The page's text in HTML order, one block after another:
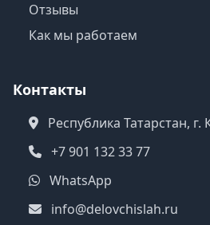
Отзывы
Как мы работаем
Контакты
Республика Татарстан, г.
+7 901 132 33 77
WhatsApp
info@delovchislah.ru